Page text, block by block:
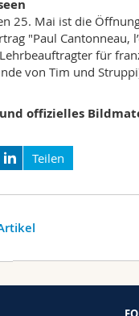
25. Mai ist die
"Paul Cantonneau,
für
von Tim und
und offizielles
Teilen